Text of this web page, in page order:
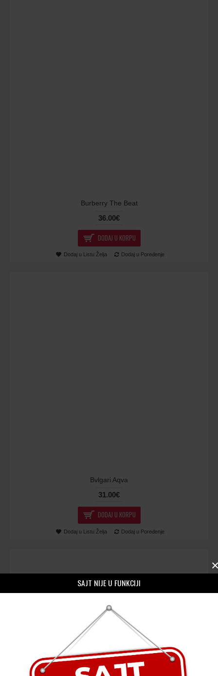
SAJT NIJE U FUNKCIJI
Burberry The Beat
36.00€
DODAJ U KORPU
Dodaj u Listu Želja Dodaj u Poređenje
Bvlgari Aqva
31.00€
DODAJ U KORPU
Dodaj u Listu Želja Dodaj u Poređenje